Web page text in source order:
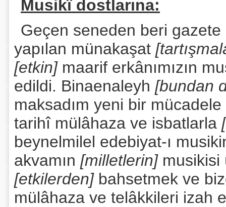
Musikî dostlarına:
Geçen seneden beri gazete
yapılan münakaşat
[etkin]maarif erkânımızın
edildi. Binaenaleyh [bundan
maksadım yeni bir
tarihî mülâhaza ve isbatlarla
beynelmilel edebiyat-ı
akvamın [milletlerin]musikisi
[etkilerden] bahsetmek ve
mülâhaza ve telâkkileri izah